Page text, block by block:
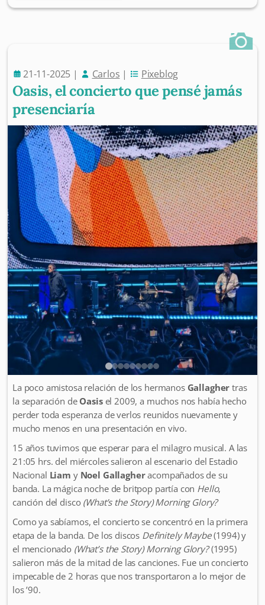
21-11-2025 | Carlos | Pixeblog
Oasis, el concierto que pensé jamás
presenciaría
La poco amistosa relación de los hermanos Gallagher tras
la separación de Oasis el 2009, a muchos nos había hecho
perder toda esperanza de verlos reunidos nuevamente y
mucho menos en una presentación en vivo.
15 años tuvimos que esperar para el milagro musical. A las
21:05 hrs. del miércoles salieron al escenario del Estadio
Nacional Liam y Noel Gallagheracompañados de su
banda. La mágica noche de britpop partía con Hello,
canción del disco (What’s the Story) Morning Glory?
Como ya sabíamos, el concierto se concentró en la primera
etapa de la banda. De los discos Definitely Maybe(1994) y
el mencionado (What’s the Story) Morning Glory?(1995)
salieron más de la mitad de las canciones. Fue un concierto
impecable de 2 horas que nos transportaron a lo mejor de
los ’90.